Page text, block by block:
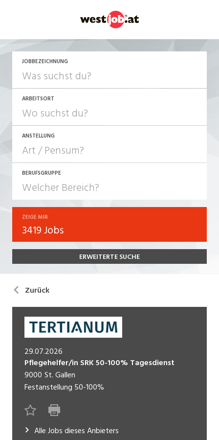
JOBBEZEICHNUNG
ARBEITSORT
ANSTELLUNG
JOB-TYP
Festanstellung
Temporär (befristet)
Praktikum
Lehrstelle
Ferienjob
POSITION
Führungsposition
Management / Kader
BERUFSGRUPPE
Bank, Versicherung
Bau, Handwerk, Elektro
Bildung, Kunst, Design, Soziale Berufe, Sport
Einkauf, Logistik, Transport, Verkehr
Engineering, Technik, Architektur
Finanzen, Controlling, Treuhand, Recht
Gartenbau, Landwirtschaft, Forstwirtschaft
Lebensmittel
Immobilien, Facility Management, Reinigung
ZEIGE MIR
3419 Jobs
ERWEITERTE SUCHE
Zurück
29.07.2026
Pflegehelfer/in SRK 50-100% Tagesdienst
9000 St. Gallen
Festanstellung 50-100%
Alle Jobs dieses Anbieters